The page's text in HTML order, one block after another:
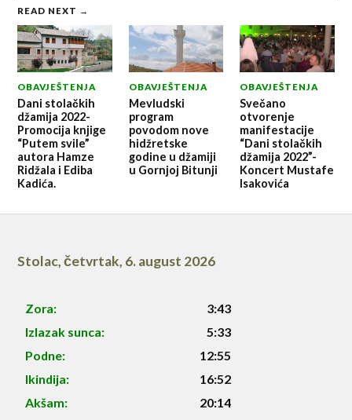
READ NEXT →
OBAVJEŠTENJA
Dani stolačkih
džamija 2022-
Promocija knjige
“Putem svile”
autora Hamze
Ridžala i Ediba
Kadića.
OBAVJEŠTENJA
Mevludski
program
povodom nove
hidžretske
godine u džamiji
u Gornjoj Bitunji
OBAVJEŠTENJA
Svečano
otvorenje
manifestacije
“Dani stolačkih
džamija 2022”-
Koncert Mustafe
Isakovića
Stolac,četvrtak, 6. august 2026
Zora:
3:43
Izlazak sunca:
5:33
Podne:
12:55
Ikindija:
16:52
Akšam:
20:14